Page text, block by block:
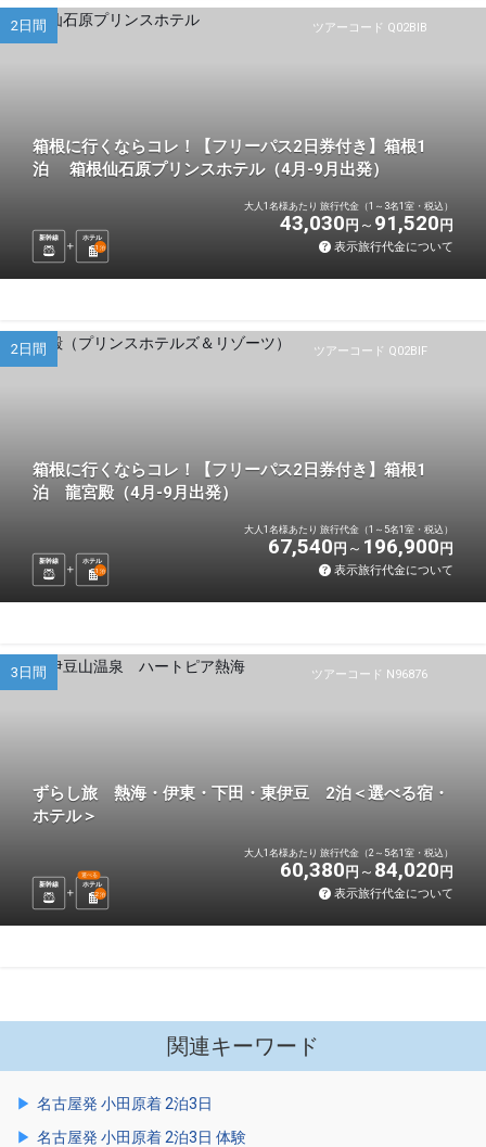
ツアーコード Q02BIB
2日間
箱根に行くならコレ！【フリーパス2日券付き】箱根1
泊 箱根仙石原プリンスホテル（4月-9月出発）
新幹線
ホテル
1 泊
大人1名様あたり 旅行代金（1～3名1室・税込）
43,030 円 91,520 円
表示旅行代金について
ツアーコード Q02BIF
2日間
箱根に行くならコレ！【フリーパス2日券付き】箱根1
泊 龍宮殿（4月-9月出発）
新幹線
ホテル
1 泊
大人1名様あたり 旅行代金（1～5名1室・税込）
67,540 円 196,900 円
表示旅行代金について
ツアーコード N96876
3日間
ずらし旅 熱海・伊東・下田・東伊豆 2泊＜選べる宿・
ホテル＞
新幹線 ホテル
選べる
2泊
大人1名様あたり 旅行代金（2～5名1室・税込）
60,380 円 84,020 円
表示旅行代金について
関連キーワード
名古屋発 小田原着 2泊3日
名古屋発 小田原着 2泊3日 体験